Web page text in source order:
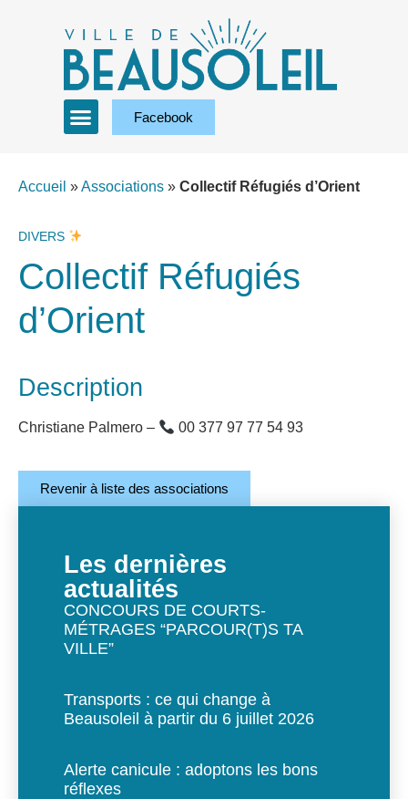
Facebook
Accueil »Associations » Collectif Réfugiés d’Orient
DIVERS
Collectif Réfugiés
d’Orient
Description
Christiane Palmero – 00 377 97 77 54 93
Revenir à liste des associations
Les dernières
actualités
CONCOURS DE COURTS-
MÉTRAGES “PARCOUR(T)S TA
VILLE”
Transports : ce qui change à
Beausoleil à partir du 6 juillet 2026
Alerte canicule : adoptons les bons
réflexes